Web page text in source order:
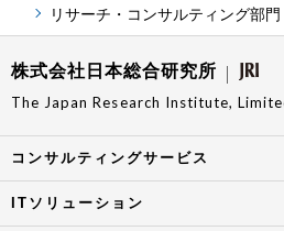
リサーチ・コンサルティング部門
株式会社日本総合研究所
The Japan Research Institute,
コンサルティングサービス
ITソリューション